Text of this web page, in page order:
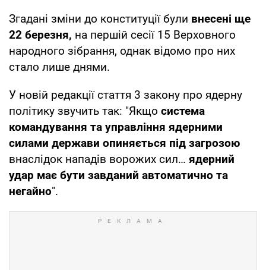
Згадані зміни до конституції були внесені ще
22 березня, на першій сесії 15 Верховного
народного зібрання, однак відомо про них
стало лише днями.
У новій редакції стаття 3 закону про ядерну
політику звучить так: "Якщо система
командування та управління ядерними
силами держави опиняється під загрозою
внаслідок нападів ворожих сил… ядерний
удар має бути завданий автоматично та
негайно".